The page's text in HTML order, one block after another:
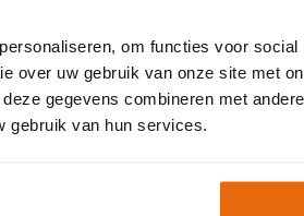
om functies voor social
over uw gebruik van onze site met
gegevens combineren met
gebruik van hun services.
een bal voorgeven vanuit een verre
een voorzet worden gegeven op